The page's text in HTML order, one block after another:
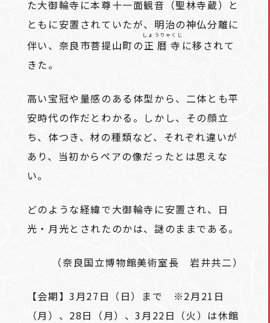
た大御輪寺 に本尊十一面観音（聖林寺蔵）と
ともに安置されていたが、明治の神仏分離に
伴い、奈良市菩提山町の正暦寺
しょうりゃくじ
に移されて
きた。
高い宝冠や量感のある体型から、二体とも平
安時代の作だとわかる。しかし、その顔立
ち、体つき、材の種類など、それぞれ違いが
あり、当初からペアの像だったとは思えな
い。
どのような経緯で大御輪寺に安置され、日
光・月光とされたのかは、謎のままである。
（奈良国立博物館美術室長 岩井共二）
【会期】3月27日（日）まで ※2月21日
（月）、28日（月）、3月22日（火）は休館